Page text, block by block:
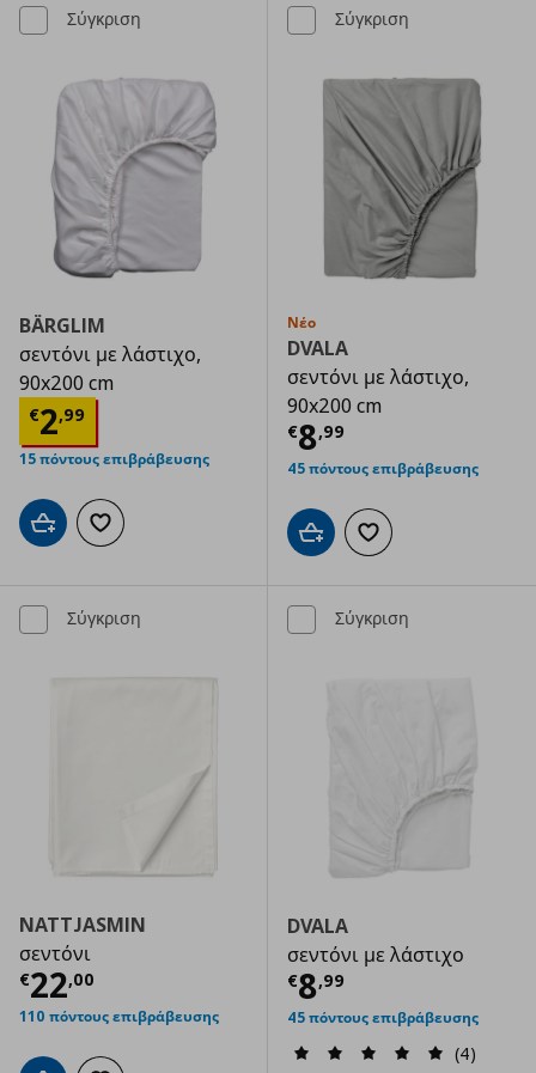
Σύγκριση
BÄRGLIM
σεντόνι με λάστιχο,
90x200 cm
€2,99
Τρέχουσα τιμή € 2,99
15 πόντους επιβράβευσης
Προσθήκη στο καλάθι
Προσθήκη στα αγαπημένα
Σύγκριση
Νέο
DVALA
σεντόνι με λάστιχο,
90x200 cm
€8,99
Τρέχουσα
45 πόντους επιβράβευσης
Προσθήκη στο καλάθι
Προσθήκη στα
Σύγκριση
NATTJASMIN
σεντόνι
€22,00
Τρέχουσα τιμή € 22,00
110 πόντους επιβράβευσης
Σύγκριση
DVALA
σεντόνι με λάστιχο
€8,99
Τρέχουσα
45 πόντους επιβράβευσης
(4)